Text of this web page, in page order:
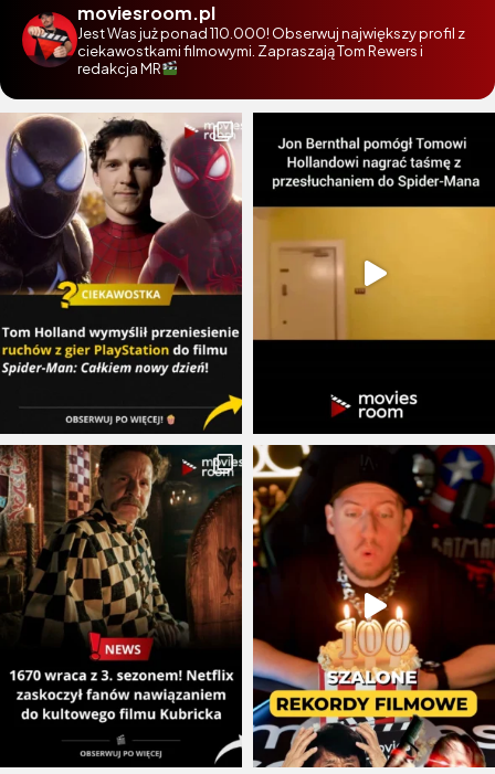
moviesroom.pl
Jest Was już ponad 110.000! Obserwuj największy profil z
ciekawostkami filmowymi. Zapraszają Tom Rewers i
redakcja MR